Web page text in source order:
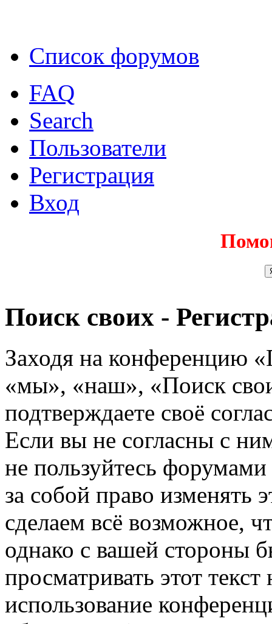
Список форумов
FAQ
Search
Пользователи
Регистрация
Вход
Поиск своих -
Заходя на конференцию
«мы», «наш», «Поиск
подтверждаете своё
Если вы не согласны с
не пользуйтесь
за собой право изменять
сделаем всё возможное,
однако с вашей стороны
просматривать этот
использование